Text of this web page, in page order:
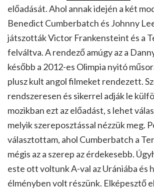
előadását. Ahol annak idején a két
Benedict Cumberbatch és Johnny
játszották Victor Frankensteint és a
felváltva. A rendező amúgy az a
később a 2012-es Olimpia nyitó
plusz kult angol filmeket rendezett.
rendszeresen és sikerrel adják le
mozikban ezt az előadást, s lehet
melyik szereposztással nézzük meg.
választottam, ahol Cumberbatch a
mégis az a szerep az érdekesebb.
este ott voltunk A-val az Urániába és
élményben volt részünk. Elképesztő